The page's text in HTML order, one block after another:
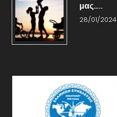
μας…..
28/01/2024